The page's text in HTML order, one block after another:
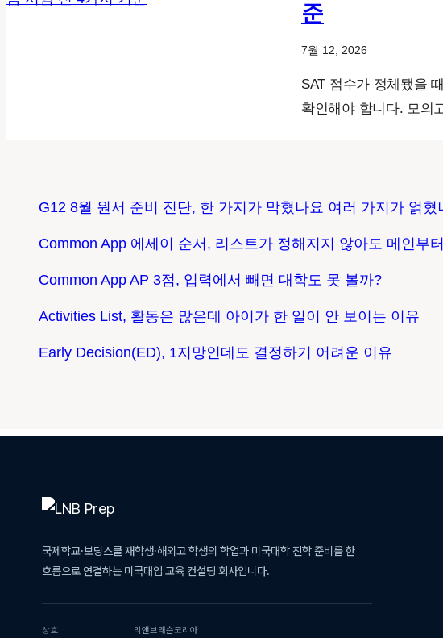
준
7월 12, 2026
SAT 점수가 정체됐을
확인해야 합니다. 모의
G12 8월 원서 준비 진단, 한 가지가 막혔나요 여러 가지가 얽혔
Common App 에세이 순서, 리스트가 정해지지 않아도 메인부
Common App AP 3점, 입력에서 빼면 대학도 못 볼까?
Activities List, 활동은 많은데 아이가 한 일이 안 보이는 이유
Early Decision(ED), 1지망인데도 결정하기 어려운 이유
국제학교·보딩스쿨 재학생·해외고 학생의 학업과 미국대학 진학 준비를 한
흐름으로 연결하는 미국대입 교육 컨설팅 회사입니다.
상호 리앤브래슨코리아